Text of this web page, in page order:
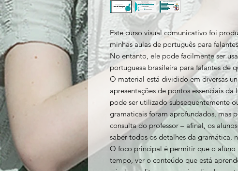
Este curso visual comunicativo foi
minhas aulas de português para
No entanto, ele pode facilmente ser
portuguesa brasileira para falantes de
O material está dividido em diversas
apresentações de pontos essenciais
pode ser utilizado subsequentemente
gramaticais foram aprofundados, mas
consulta do professor – afinal, os
saber todos os detalhes da gramática,
O foco principal é permitir que o aluno
tempo, ver o conteúdo que está